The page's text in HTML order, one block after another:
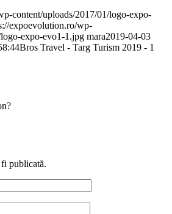
content/uploads/2017/01/logo-expo-
expoevolution.ro/wp-
expo-evo1-1.jpg mara2019-04-03
Bros Travel - Targ Turism 2019 - 1
publicată.